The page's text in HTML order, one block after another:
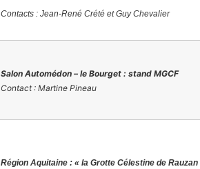
Contacts : Jean-René Crété et Guy Chevalier
Salon Automédon – le Bourget : stand MGCF
Contact : Martine Pineau
Région Aquitaine : « la Grotte Célestine de Rauzan